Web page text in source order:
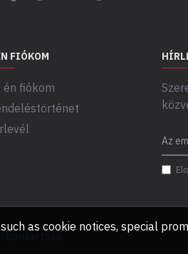
FIÓKOM
én fiókom
as cookie notices, special